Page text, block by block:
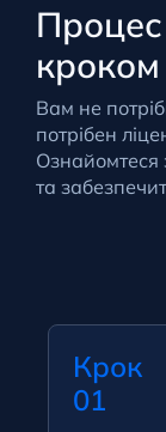
кроком
Вам не
потрібен
та
Крок
01